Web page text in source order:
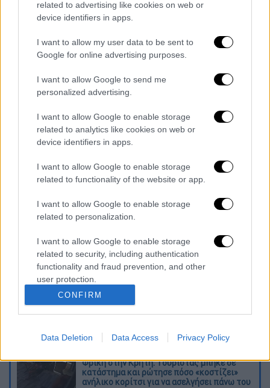
related to advertising like cookies on web or
device identifiers in apps.
I want to allow my user data to be sent to
Google for online advertising purposes.
I want to allow Google to send me
personalized advertising.
I want to allow Google to enable storage
related to analytics like cookies on web or
device identifiers in apps.
I want to allow Google to enable storage
related to functionality of the website or app.
I want to allow Google to enable storage
related to personalization.
I want to allow Google to enable storage
related to security, including authentication
functionality and fraud prevention, and other
user protection.
CONFIRM
Data Deletion Data Access Privacy Policy
αυτό, αλλά έκανα το τεστ γιατί ένιωθα
άσχημα. Θα επιστρέψω στη δουλειά μου όταν
μου επιτραπεί» δήλωσε για το θέμα ο
Αρτέτα, με την ανακοίνωση της αρσεναλ να
αναφέρει πως «το προσωπικό της Άρσεναλ
που είχε πρόσφατα κοντινή επαφή με τον
εναρμόνιση με τις οδηγίες της κυβέρνησης».
Στην ανακοίνωση που εξέδωσε ο αγγλικός
σύλλογος επισημαίνεται ακόμη πως το
προπονητικό κέντρο έκλεισε και θα γίνει
άμεσα απολύμανση, ενώ τονίζεται πως η
ομάδα δεν θα είναι σε θέση να δώσει τα
επόμενα παιχνίδια της...
Διαβάστε ακόμη
Επιστήμονες ανακάλυψαν τον τέταρτο
γνωστό τύπο μεταδοτικού καρκίνου στον
κόσμο
Μουντιάλ 2026: «Θα ανατινάξω τον Μέσι με
απειλές που ερεύνησε το FBI
Φρίκη στην Κρήτη: Τουρίστας μπήκε σε
κατάστημα και ρώτησε πόσο «κοστίζει»
ανήλικο κορίτσι για να ασελγήσει πάνω του